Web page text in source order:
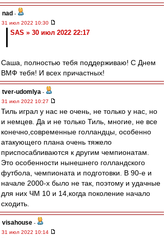
nad -
31 июл 2022 10:30
SAS » 30 июл 2022 22:17
Саша, полностью тебя поддерживаю! С Днем
ВМФ тебя! И всех причастных!
tver-udomlya -
31 июл 2022 10:27
Тиль играл у нас не очень, не только у нас, но
и немцев. Да и не только Тиль, многие, не все
конечно,современные голландцы, особенно
атакующего плана очень тяжело
приспосабливаются к другим чемпионатам.
Это особенности нынешнего голландского
футбола, чемпионата и подготовки. В 90-е и
начале 2000-х было не так, поэтому и удачные
для них ЧМ 10 и 14,когда поколение начало
сходить.
visahouse -
31 июл 2022 10:14